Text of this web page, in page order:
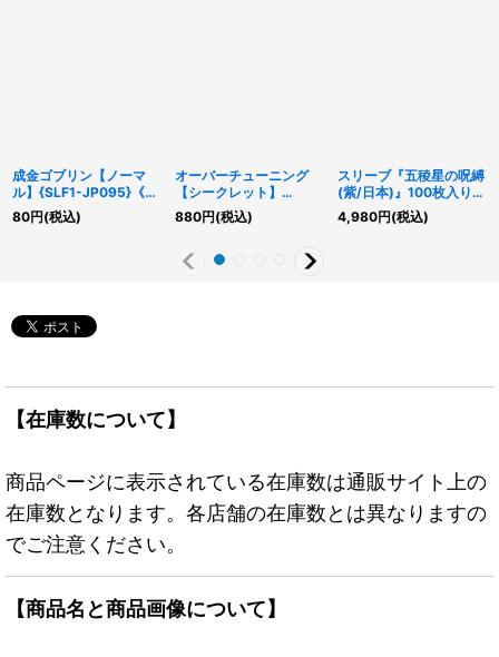
成金ゴブリン【ノーマ
ル】{SLF1-JP095}《魔
法》
80円(税込)
オーバーチューニング
【シークレット】
{26PP-JP009}《魔
法》
880円(税込)
スリーブ『五稜星の呪縛
(紫/日本)』100枚入り
【-】{-}《スリーブ》
4,980円(税込)
【在庫数について】
商品ページに表示されている在庫数は通販サイト上の
在庫数となります。各店舗の在庫数とは異なりますの
でご注意ください。
【商品名と商品画像について】